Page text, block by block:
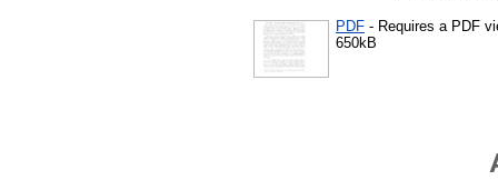
PDF - Requires a PDF
650kB